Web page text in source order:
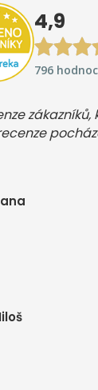
4,9
796
zákazníků,